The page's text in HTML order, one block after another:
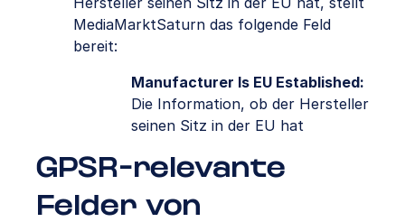
MediaMarktSaturn das folgende Feld
bereit:
Manufacturer Is EU Established:
Die Information, ob der Hersteller
seinen Sitz in der EU hat
GPSR-relevante
Felder von